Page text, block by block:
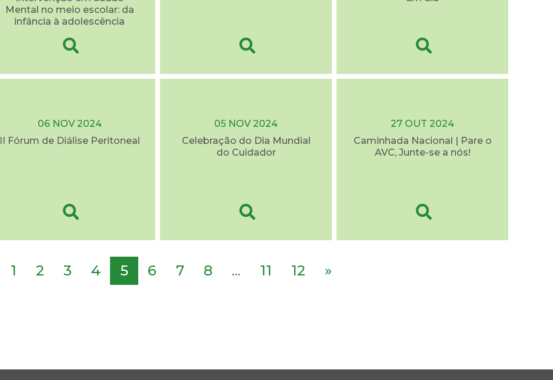
Mental no meio escolar: da
infância à adolescência
06 NOV 2024
II Fórum de Diálise Peritoneal
05 NOV 2024
Celebração do Dia Mundial
do Cuidador
27 OUT 2024
Caminhada Nacional | Pare o
AVC, Junte-se a nós!
1 2 3 4 5 6 7 8 ... 11 12 »